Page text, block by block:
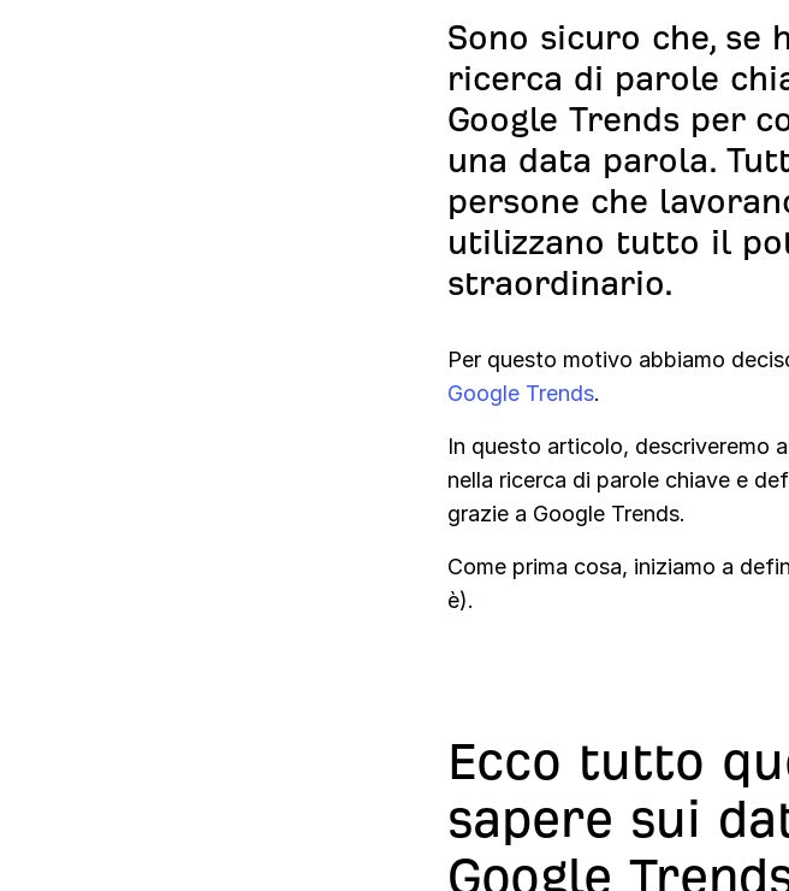
Sono sicuro che, se
ricerca di parole
Google Trends per
una data parola.
persone che
utilizzano tutto il
straordinario.
Per questo motivo abbiamo
Google Trends.
In questo articolo, descriveremo
nella ricerca di parole chiave e
grazie a Google Trends.
Come prima cosa, iniziamo a
è).
Ecco tutto
sapere sui
Google